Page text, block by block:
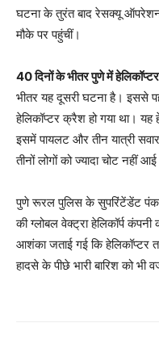
घटना के तुरंत बाद रेसक्यू
मौके पर पहुंचीं।
40 दिनों के भीतर पुणे में
भीतर यह दूसरी घटना है। इससे
हेलिकॉप्टर क्रैश हो गया था। यह
इसमें पायलट और तीन यात्री
तीनों लोगों को ज्यादा चोट नहीं
पुणे रूरल पुलिस के सुपरिंटेंडेंट
की ग्लोबल वेक्ट्रा हेलिकॉर्प
आशंका जताई गई कि हेलिकॉप्टर
हादसे के पीछे भारी बारिश को भी